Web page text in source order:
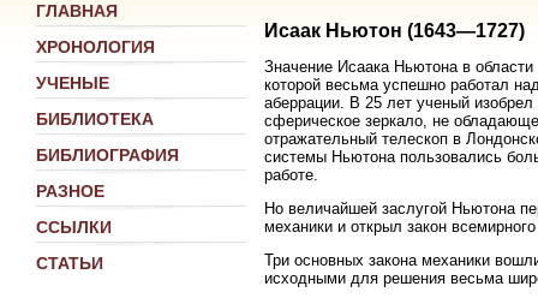
ГЛАВНАЯ
ХРОНОЛОГИЯ
УЧЕНЫЕ
БИБЛИОТЕКА
БИБЛИОГРАФИЯ
РАЗНОЕ
ССЫЛКИ
СТАТЬИ
Исаак Ньютон (1643—1727)
Значение Исаака Ньютона в
которой весьма успешно работал
аберрации. В 25 лет ученый
сферическое зеркало, не
отражательный телескоп в
системы Ньютона пользовались
работе.
Но величайшей заслугой Ньютона
механики и открыл закон всемирного
Три основных закона механики
исходными для решения весьма